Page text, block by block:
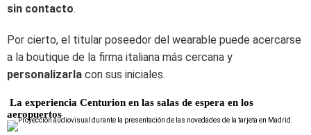
sin contacto.
Por cierto, el titular poseedor del wearable puede acercarse
a la boutique de la firma italiana más cercana y
personalizarla con sus iniciales.
La experiencia Centurion en las salas de espera en los
aeropuertos